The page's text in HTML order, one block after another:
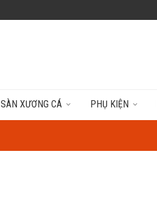
SÀN XƯƠNG CÁ PHỤ KIỆN